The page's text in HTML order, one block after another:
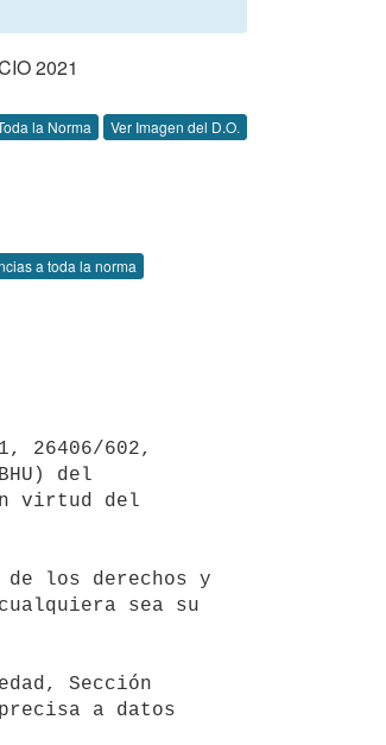
2021
la Norma Ver Imagen del D.O.
a toda la norma
del
virtud del
sea su
a datos